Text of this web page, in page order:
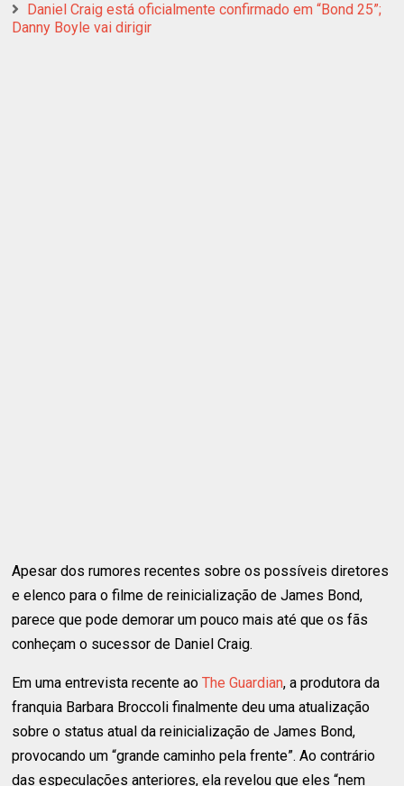
Daniel Craig está oficialmente confirmado em “Bond 25”;
Danny Boyle vai dirigir
Apesar dos rumores recentes sobre os possíveis diretores
e elenco para o filme de reinicialização de James Bond,
parece que pode demorar um pouco mais até que os fãs
conheçam o sucessor de Daniel Craig.
Em uma entrevista recente aoThe Guardian, a produtora da
franquia Barbara Broccoli finalmente deu uma atualização
sobre o status atual da reinicialização de James Bond,
provocando um “grande caminho pela frente”. Ao contrário
das especulações anteriores, ela revelou que eles “nem